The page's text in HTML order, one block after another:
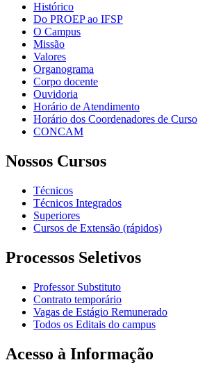
Histórico
Do PROEP ao IFSP
O Campus
Missão
Valores
Organograma
Corpo docente
Ouvidoria
Horário de Atendimento
Horário dos Coordenadores de Curso
CONCAM
Nossos Cursos
Técnicos
Técnicos Integrados
Superiores
Cursos de Extensão (rápidos)
Processos Seletivos
Professor Substituto
Contrato temporário
Vagas de Estágio Remunerado
Todos os Editais do campus
Acesso à Informação